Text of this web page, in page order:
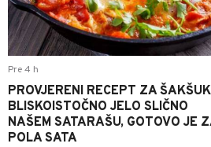
Pre 4 h
PROVJERENI RECEPT ZA
BLISKOISTOČNO JELO SLIČNO
NAŠEM SATARAŠU, GOTOVO JE
POLA SATA